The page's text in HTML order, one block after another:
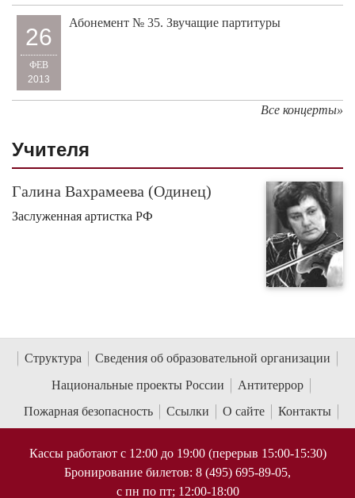
26
ФЕВ
2013
Абонемент № 35. Звучащие партитуры
Все концерты»
Учителя
Галина Вахрамеева (Одинец)
Заслуженная артистка РФ
Структура
Сведения об образовательной организации
Национальные проекты России
Антитеррор
Пожарная безопасность
Ссылки О сайте Контакты
Кассы работают с 12:00 до 19:00 (перерыв 15:00-15:30)
Бронирование билетов: 8 (495) 695-89-05,
с пн по пт; 12:00-18:00